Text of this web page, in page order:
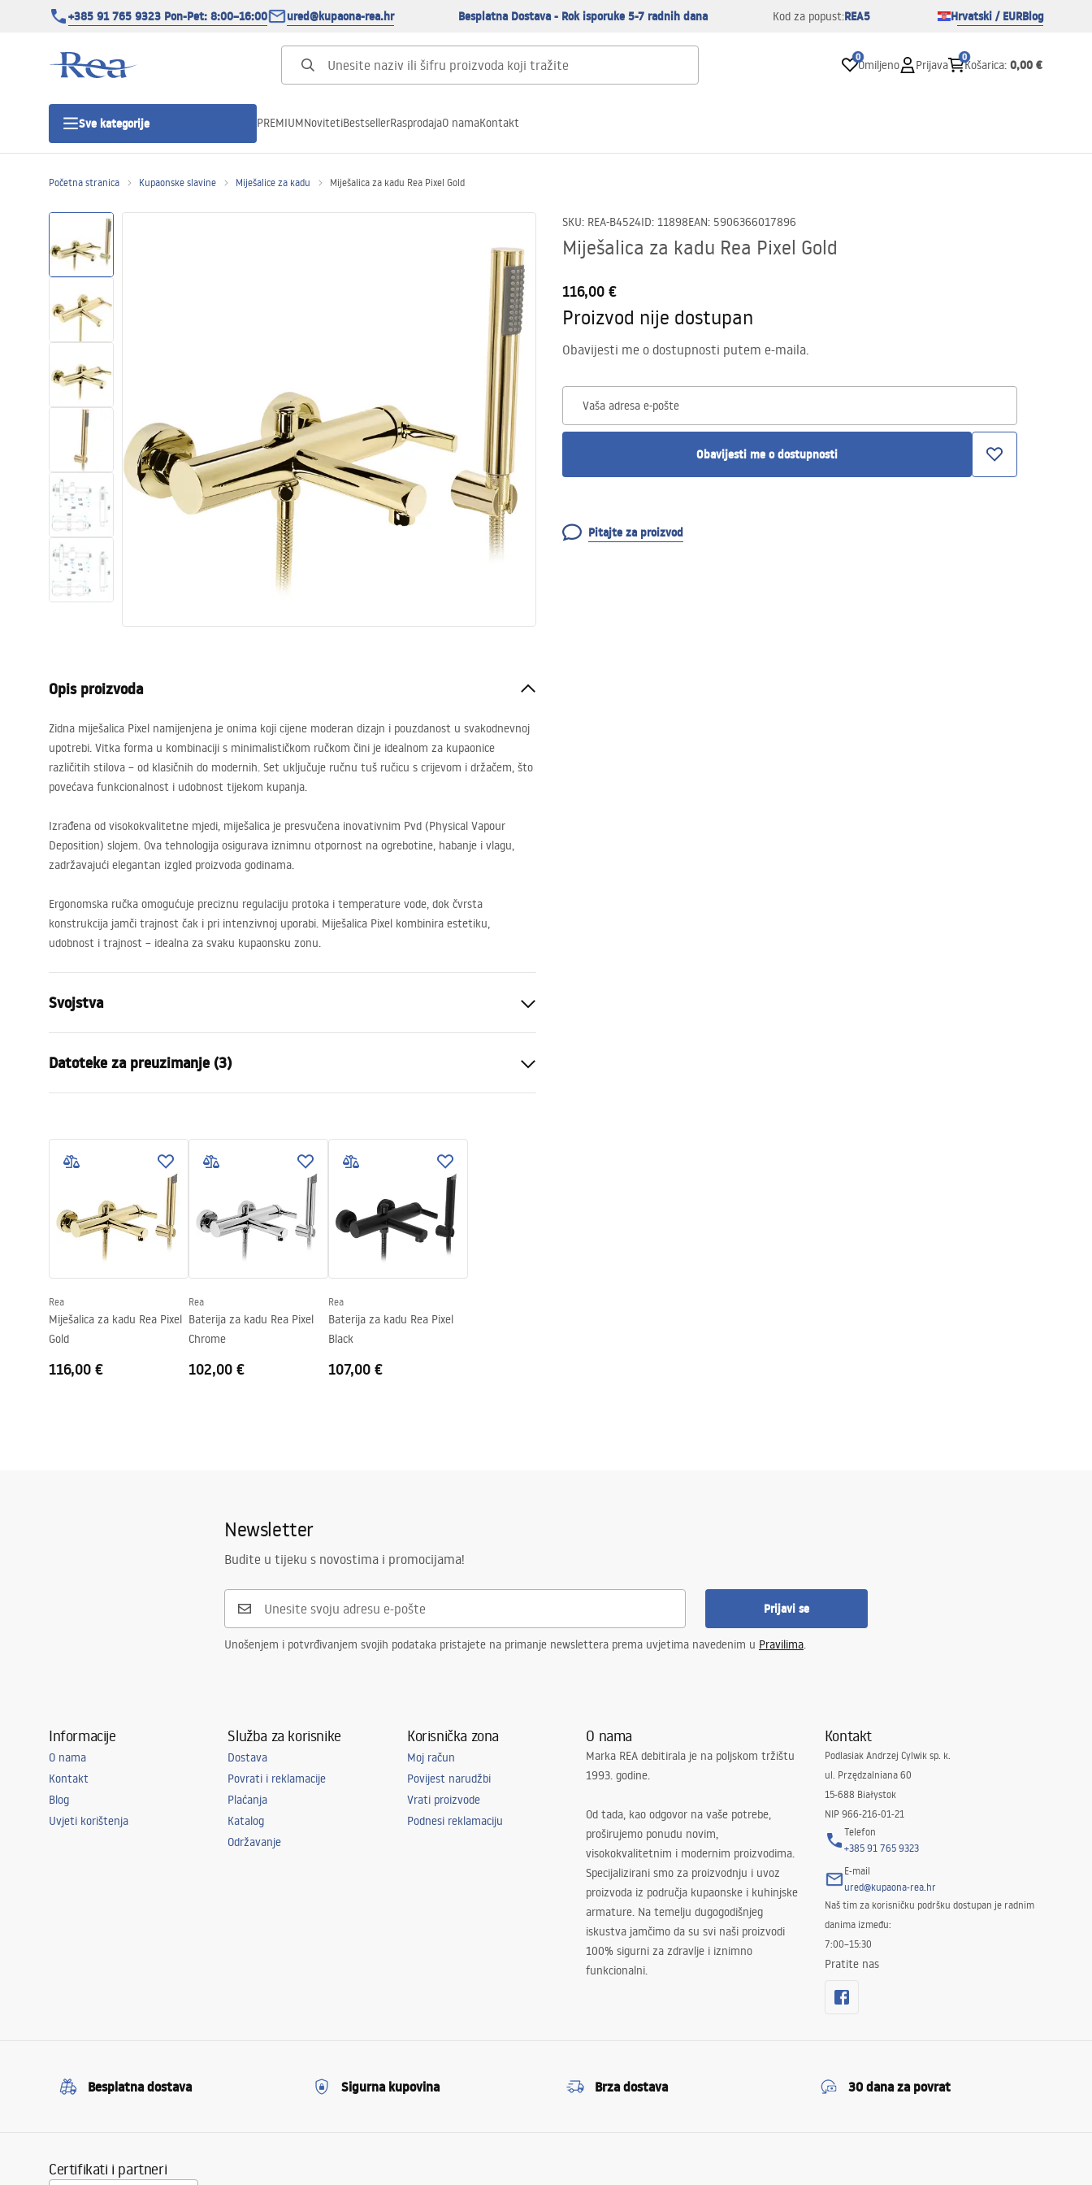
+385 91 765 9323 Pon-Pet: 8:00–16:00 ured@kupaona-rea.hr Besplatna Dostava - Rok isporuke 5-7 radnih dana Kod za popust:REA5 Hrvatski / EURBlog
0
Omiljeno Prijava
0
Košarica: 0,00 €
Sve kategorije
Tuš vrata
Tuš Kanalice
WC školjke
Umivaonici
Kade i paravani
Miješalice, pipe, slavine
Tuševi
PREMIUMNovitetiBestsellerRasprodajaO namaKontakt
Početna stranica Kupaonske slavine Miješalice za kadu Miješalica za kadu Rea Pixel Gold
SKU: REA-B4524ID: 11898EAN: 5906366017896
Miješalica za kadu Rea Pixel Gold
116,00 €
Proizvod nije dostupan
Obavijesti me o dostupnosti putem e-maila.
Vaša adresa e-pošte
Obavijesti me o dostupnosti
Pitajte za proizvod
Opis proizvoda
Zidna miješalica Pixel namijenjena je onima koji cijene moderan dizajn i pouzdanost u svakodnevnoj
upotrebi. Vitka forma u kombinaciji s minimalističkom ručkom čini je idealnom za kupaonice
različitih stilova – od klasičnih do modernih. Set uključuje ručnu tuš ručicu s crijevom i držačem, što
povećava funkcionalnost i udobnost tijekom kupanja.
Izrađena od visokokvalitetne mjedi, miješalica je presvučena inovativnim Pvd (Physical Vapour
Deposition) slojem. Ova tehnologija osigurava iznimnu otpornost na ogrebotine, habanje i vlagu,
zadržavajući elegantan izgled proizvoda godinama.
Ergonomska ručka omogućuje preciznu regulaciju protoka i temperature vode, dok čvrsta
konstrukcija jamči trajnost čak i pri intenzivnoj uporabi. Miješalica Pixel kombinira estetiku,
udobnost i trajnost – idealna za svaku kupaonsku zonu.
Svojstva
Način montaže
Boja
Zlatni
180
90
Tehnologija premazivanja
PVD
Promjer priključka
Razmak priključaka
150mm
Model
JS-650103G
Jamstvo
5 godina
Datoteke za preuzimanje (3)
WARUNKI BEZPIECZENSTWA
BATERIE.pdf
Jamstveni uvjeti
Warranty_Terms_and_Conditions_
Faucets_-_5.pdf
Rea
Miješalica za kadu Rea Pixel
Gold
116,00 €
Rea
Baterija za kadu Rea Pixel
Chrome
102,00 €
Rea
Baterija za kadu Rea Pixel
Black
107,00 €
Newsletter
Budite u tijeku s novostima i promocijama!
Prijavi se
Unošenjem i potvrđivanjem svojih podataka pristajete na primanje newslettera prema uvjetima navedenim u Pravilima.
Informacije
O nama
Kontakt
Blog
Uvjeti korištenja
Služba za korisnike
Dostava
Povrati i reklamacije
Plaćanja
Katalog
Održavanje
Korisnička zona
Moj račun
Povijest narudžbi
Vrati proizvode
Podnesi reklamaciju
O nama
Marka REA debitirala je na poljskom tržištu
1993. godine.
Od tada, kao odgovor na vaše potrebe,
proširujemo ponudu novim,
visokokvalitetnim i modernim proizvodima.
Specijalizirani smo za proizvodnju i uvoz
proizvoda iz područja kupaonske i kuhinjske
armature. Na temelju dugogodišnjeg
iskustva jamčimo da su svi naši proizvodi
100% sigurni za zdravlje i iznimno
funkcionalni.
Kontakt
Podlasiak Andrzej Cylwik sp. k.
ul. Przędzalniana 60
15-688 Białystok
NIP 966-216-01-21
Telefon
+385 91 765 9323
E-mail
ured@kupaona-rea.hr
Naš tim za korisničku podršku dostupan je radnim
danima između:
7:00–15:30
Pratite nas
Besplatna dostava Sigurna kupovina Brza dostava 30 dana za povrat
Certifikati i partneri